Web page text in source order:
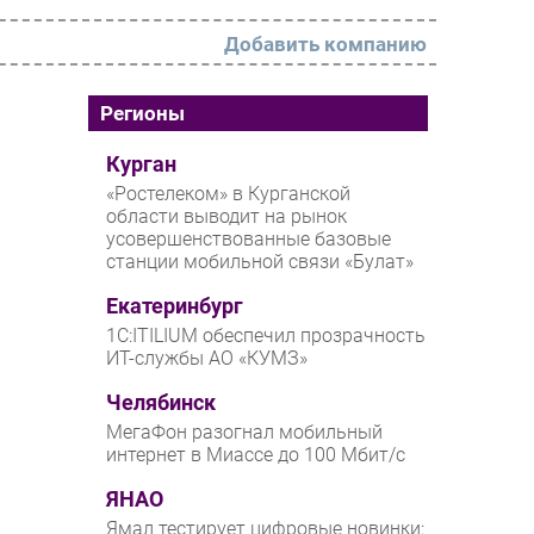
РАЗДЕЛЫ
Новости
Аналитика
Интервью
Проекты
IT класс
Тестовый стенд
Каталог компаний
Добавить компанию
Регионы
Курган
«Ростелеком» в Курганской
области выводит на рынок
усовершенствованные базовые
станции мобильной связи «Булат»
Екатеринбург
1С:ITILIUM обеспечил прозрачность
ИТ-службы АО «КУМЗ»
Челябинск
МегаФон разогнал мобильный
интернет в Миассе до 100 Мбит/с
ЯНАО
Ямал тестирует цифровые новинки: